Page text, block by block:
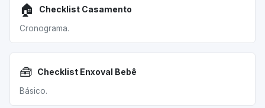
🏠 Checklist Casamento
Cronograma.
🧰 Checklist Enxoval Bebê
Básico.